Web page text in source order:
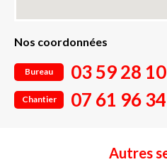
Nos coordonnées
Bureau 03 59 28
Chantier 07 61 96
Autres